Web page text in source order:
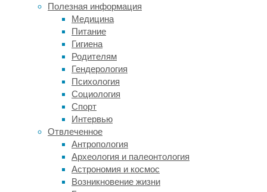
Полезная информация
Медицина
Питание
Гигиена
Родителям
Гендерология
Психология
Социология
Спорт
Интервью
Отвлеченное
Антропология
Археология и палеонтология
Астрономия и космос
Возникновение жизни
массивнее,
череп
—
более
вытянутым
длину,
чем
нас.
Оба
вида
скрещивались,
хотя